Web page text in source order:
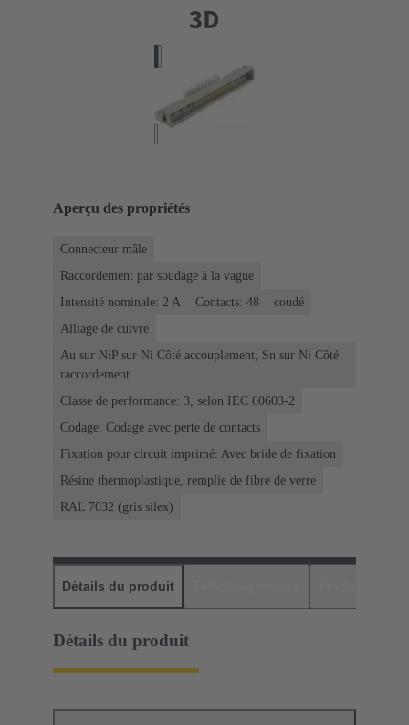
Aperçu des propriétés
Connecteur mâle
Raccordement par soudage à la vague
Intensité nominale: ‌2 A
Contacts: 48
coudé
Alliage de cuivre
Au sur NiP sur Ni Côté accouplement, Sn sur Ni Côté
raccordement
Classe de performance: 3, selon IEC 60603-2
Codage: Codage avec perte de contacts
Fixation pour circuit imprimé: Avec bride de fixation
Résine thermoplastique, remplie de fibre de verre
RAL 7032 (gris silex)
Détails du produit
Détails du produit